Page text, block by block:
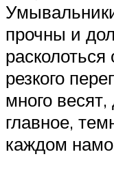
прочны и
резкого
много весят,
главное,
каждом